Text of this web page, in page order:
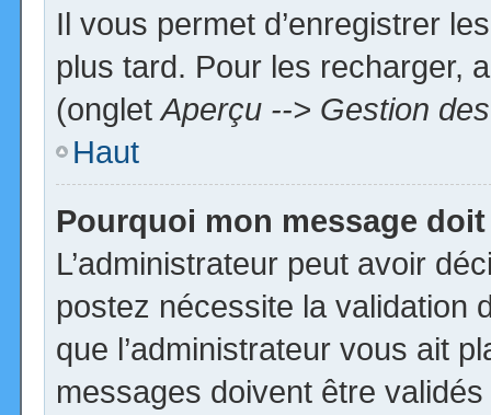
Il vous permet d’enregistrer
plus tard. Pour les recharger,
(ongletAperçu --> Gestion
Haut
Pourquoi mon message
L’administrateur peut avoir
postez nécessite la validation
que l’administrateur vous ait
messages doivent être